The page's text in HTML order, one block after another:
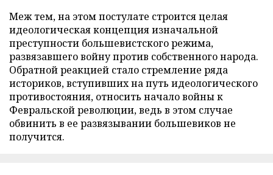
Меж тем, на этом постулате строится целая
идеологическая концепция изначальной
преступности большевистского режима,
развязавшего войну против собственного народа.
Обратной реакцией стало стремление ряда
историков, вступивших на путь идеологического
противостояния, относить начало войны к
Февральской революции, ведь в этом случае
обвинить в ее развязывании большевиков не
получится.